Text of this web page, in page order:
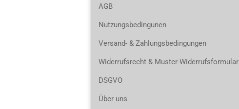
AGB
Nutzungsbedingunen
Versand- & Zahlungsbedingungen
Widerrufsrecht & Muster-Widerrufsformular
DSGVO
Über uns